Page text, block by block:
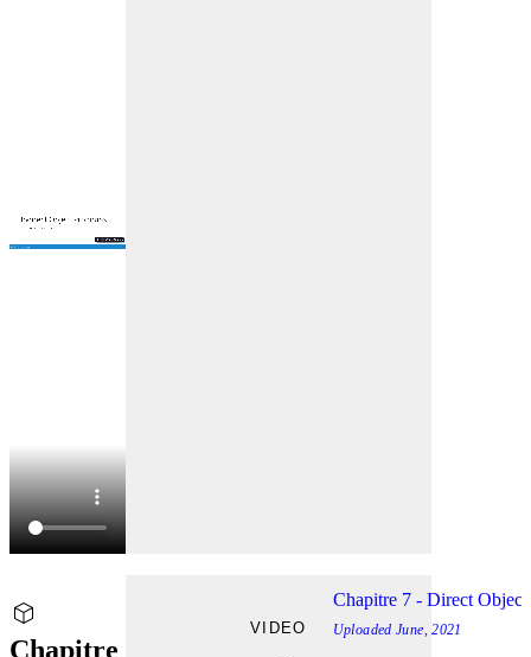
Chapitre
VIDEO
Chapitre 7 - Direct Object
UploadedJune, 2021